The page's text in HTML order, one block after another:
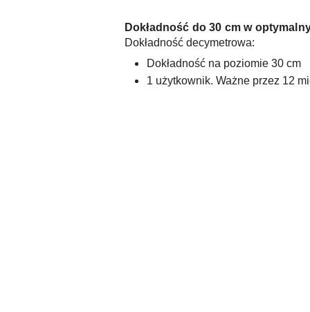
Dokładność do 30 cm w
Dokładność decymetrowa:
Dokładność na poziomie 30 cm
1 użytkownik. Ważne przez 12